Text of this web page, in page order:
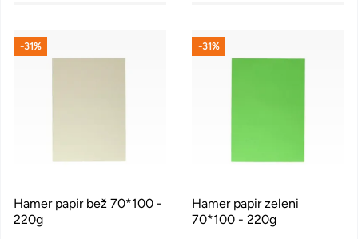
Hamer papir bež 70*100 -
220g
-31%
Hamer papir zeleni
70*100 - 220g
-31%